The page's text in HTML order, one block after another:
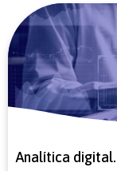
Analítica